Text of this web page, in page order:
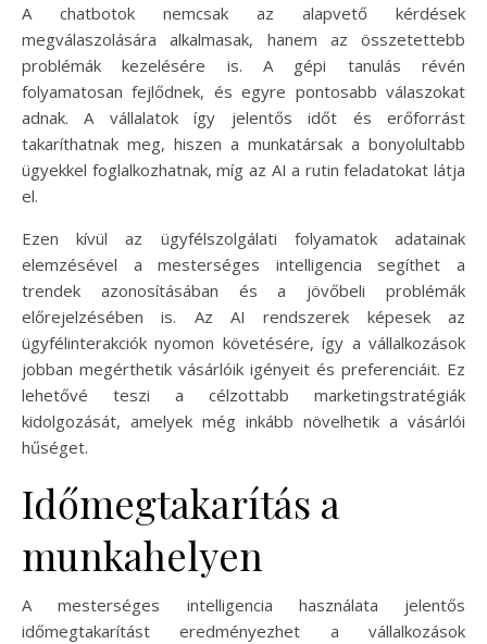
A chatbotok nemcsak az alapvető kérdések
megválaszolására alkalmasak, hanem az összetettebb
problémák kezelésére is. A gépi tanulás révén
folyamatosan fejlődnek, és egyre pontosabb válaszokat
adnak. A vállalatok így jelentős időt és erőforrást
takaríthatnak meg, hiszen a munkatársak a bonyolultabb
ügyekkel foglalkozhatnak, míg az AI a rutin feladatokat látja
el.
Ezen kívül az ügyfélszolgálati folyamatok adatainak
elemzésével a mesterséges intelligencia segíthet a
trendek azonosításában és a jövőbeli problémák
előrejelzésében is. Az AI rendszerek képesek az
ügyfélinterakciók nyomon követésére, így a vállalkozások
jobban megérthetik vásárlóik igényeit és preferenciáit. Ez
lehetővé teszi a célzottabb marketingstratégiák
kidolgozását, amelyek még inkább növelhetik a vásárlói
hűséget.
Időmegtakarítás a
munkahelyen
A mesterséges intelligencia használata jelentős
időmegtakarítást eredményezhet a vállalkozások